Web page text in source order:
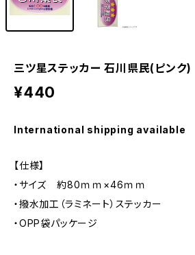
三ツ星ステッカー 石川県民(ピンク)
¥440
International shipping available
【仕様】
・サイズ 約80ｍｍ×46ｍｍ
・撥水加工（ラミネート）ステッカー
・OPP袋パッケージ